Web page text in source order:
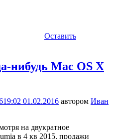
Оставить
нибудь Mac OS X
19:02 01.02.2016 автором Иван
на двукратное
в 4 кв 2015, продажи